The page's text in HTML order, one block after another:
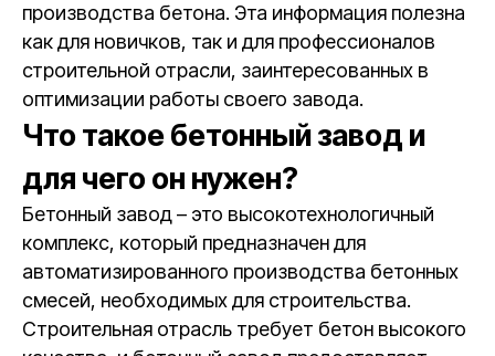
производства бетона. Эта информация полезна
как для новичков, так и для профессионалов
строительной отрасли, заинтересованных в
оптимизации работы своего завода.
Что такое бетонный завод и
для чего он нужен?
Бетонный завод – это высокотехнологичный
комплекс, который предназначен для
автоматизированного производства бетонных
смесей, необходимых для строительства.
Строительная отрасль требует бетон высокого